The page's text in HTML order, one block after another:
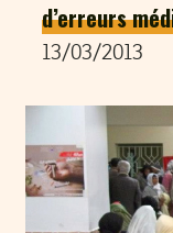
d’erreurs
13/03/2013